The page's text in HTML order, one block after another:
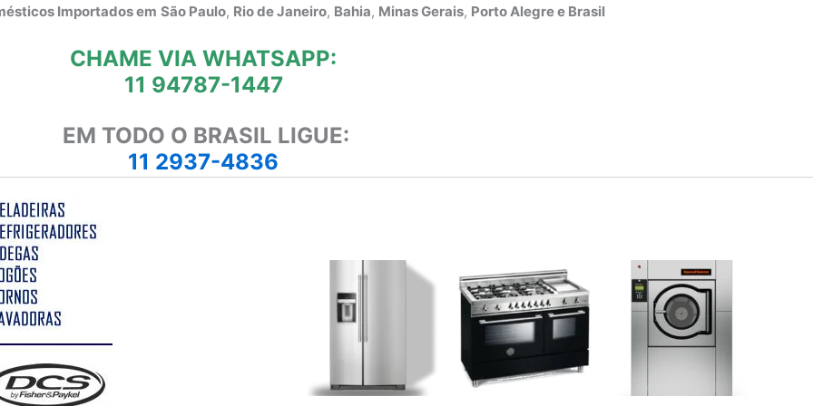
Importados em São Paulo, Rio de Janeiro, Bahia, Minas Gerais, Porto Alegre e Brasil
CHAME VIA WHATSAPP:
11 94787-1447
EM TODO O BRASIL LIGUE:
11 2937-4836